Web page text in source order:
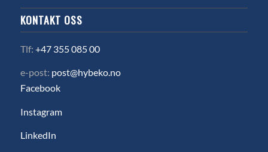
KONTAKT OSS
Tlf: +47 355 085 00
e-post: post@hybeko.no
Facebook
Instagram
LinkedIn